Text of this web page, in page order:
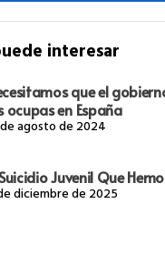
interesar
que el
ocupas en España
agosto de 2024
Juvenil Que
diciembre de 2025